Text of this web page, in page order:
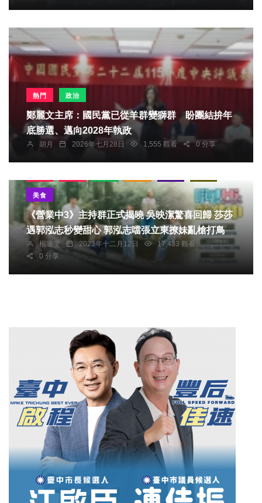
熱門 政治
鄭麗文主席：國民黨已從羊群變獅群 盼團結拚年
底勝選、邁向2028年執政
胡月 2026年七月28日 1,555 觀看 0 分享
美食
《營業中3》主持群正式揭曉 吳映潔驚喜回歸 莎莎
遇郭泓志秒變甜心 郭泓志噹張立東撩妹亂槍打鳥
楊珊雯 2023年十二月12日
17,433 觀看
0 分享